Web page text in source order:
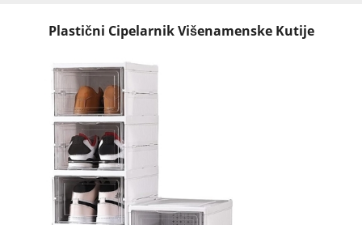
Plastični Cipelarnik Višenamenske Kutije